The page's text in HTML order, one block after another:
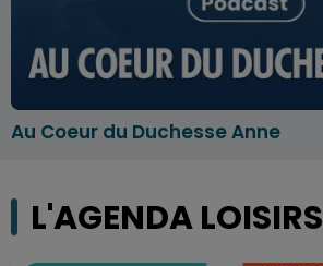
Au Coeur du Duchesse Anne
L'AGENDA LOISIRS